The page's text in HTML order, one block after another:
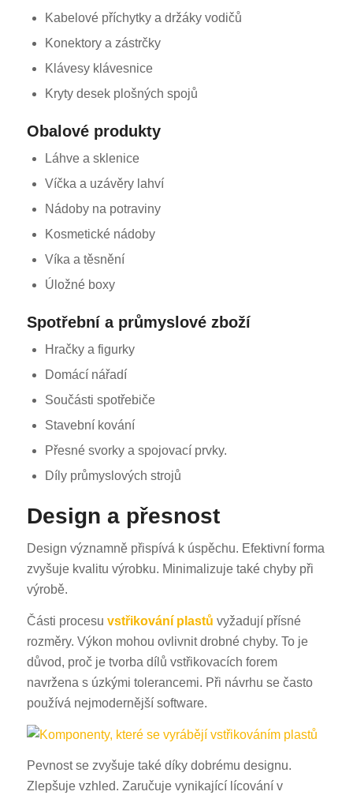
Kabelové příchytky a držáky vodičů
Konektory a zástrčky
Klávesy klávesnice
Kryty desek plošných spojů
Obalové produkty
Láhve a sklenice
Víčka a uzávěry lahví
Nádoby na potraviny
Kosmetické nádoby
Víka a těsnění
Úložné boxy
Spotřební a průmyslové zboží
Hračky a figurky
Domácí nářadí
Součásti spotřebiče
Stavební kování
Přesné svorky a spojovací prvky.
Díly průmyslových strojů
Design a přesnost
Design významně přispívá k úspěchu. Efektivní forma
zvyšuje kvalitu výrobku. Minimalizuje také chyby při
výrobě.
Části procesu vstřikování plastů vyžadují přísné
rozměry. Výkon mohou ovlivnit drobné chyby. To je
důvod, proč je tvorba dílů vstřikovacích forem
navržena s úzkými tolerancemi. Při návrhu se často
používá nejmodernější software.
Pevnost se zvyšuje také díky dobrému designu.
Zlepšuje vzhled. Zaručuje vynikající lícování v